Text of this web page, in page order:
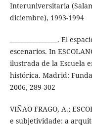
Interuniversitaria
diciembre), 1993-1994
________________. El
escenarios. In
ilustrada de la Escuela
histórica. Madrid:
2006, 289-302
VIÑAO FRAGO, A.;
e subjetividade: a